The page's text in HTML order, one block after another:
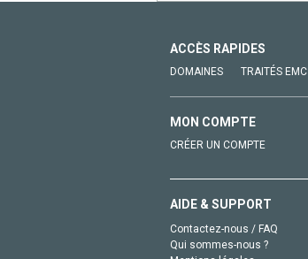
ACCÈS RAPIDES
DOMAINES TRAITÉS EMC
MON COMPTE
CRÉER UN COMPTE
AIDE & SUPPORT
Contactez-nous / FAQ
Qui sommes-nous ?